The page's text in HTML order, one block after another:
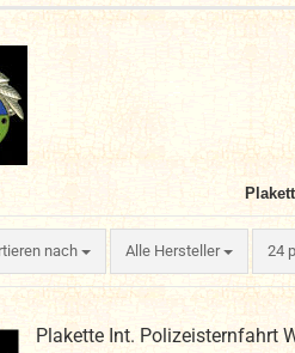
nach
nach Alle Hersteller 24
pro
Plakette Int. Polizeisternfahrt